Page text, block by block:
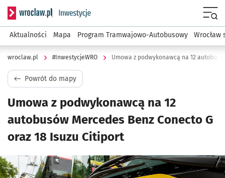
Serwis informacyjny wroclaw.pl podserwis:
Aktualności Mapa Program Tramwajowo-Autobusowy Wrocław
wroclaw.pl #InwestycjeWRO
Powrót do mapy
Umowa z podwykonawcą na 12
autobusów Mercedes Benz Conecto G
oraz 18 Isuzu Citiport
Kliknij, aby powiększyć